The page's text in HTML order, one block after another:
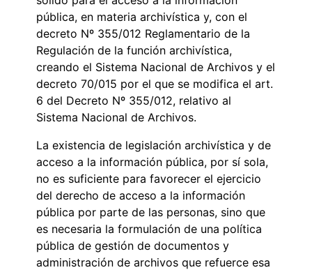
pública, en materia archivística y, con el
decreto Nº 355/012 Reglamentario de la
Regulación de la función archivística,
creando el Sistema Nacional de Archivos y el
decreto 70/015 por el que se modifica el art.
6 del Decreto Nº 355/012, relativo al
Sistema Nacional de Archivos.
La existencia de legislación archivística y de
acceso a la información pública, por sí sola,
no es suficiente para favorecer el ejercicio
del derecho de acceso a la información
pública por parte de las personas, sino que
es necesaria la formulación de una política
pública de gestión de documentos y
administración de archivos que refuerce esa